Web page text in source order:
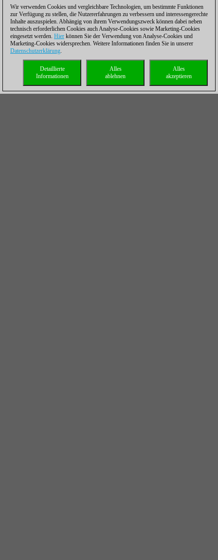
Wir verwenden Cookies und vergleichbare Technologien, um bestimmte Funktionen
zur Verfügung zu stellen, die Nutzererfahrungen zu verbessern und interessengerechte
Inhalte auszuspielen. Abhängig von ihrem Verwendungszweck können dabei neben
technisch erforderlichen Cookies auch Analyse-Cookies sowie Marketing-Cookies
eingesetzt werden. Hier können Sie der Verwendung von Analyse-Cookies und
Marketing-Cookies widersprechen. Weitere Informationen finden Sie in unserer
Datenschutzerklärung.
Alles
akzeptieren
Alles
ablehnen
Detaillierte
Informationen